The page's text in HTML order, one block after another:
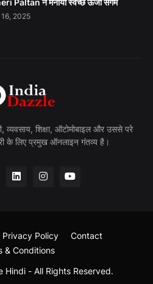
2025
व्यवसाय, शिक्षा, ऑटोमोबाइल और उससे परे
के लिए प्रमुख ऑनलाइन गंतव्य है।
- All Rights Reserved.
Privacy Policy
Contact
& Conditions